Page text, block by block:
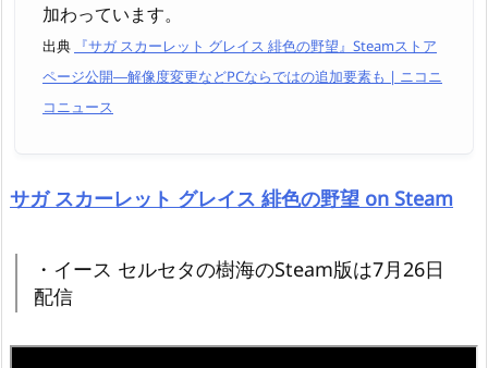
加わっています。
出典
『サガ スカーレット グレイス 緋色の野望』Steamストア
ページ公開―解像度変更などPCならではの追加要素も | ニコニ
コニュース
サガ スカーレット グレイス 緋色の野望 on Steam
・イース セルセタの樹海のSteam版は7月26日
配信